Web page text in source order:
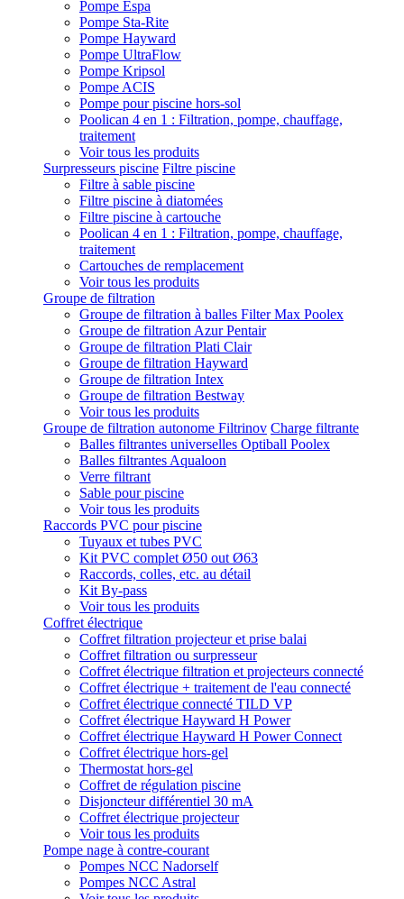
Pompe Espa
Pompe Sta-Rite
Pompe Hayward
Pompe UltraFlow
Pompe Kripsol
Pompe ACIS
Pompe pour piscine hors-sol
Poolican 4 en 1 : Filtration, pompe, chauffage,
traitement
Voir tous les produits
Surpresseurs piscine Filtre piscine
Filtre à sable piscine
Filtre piscine à diatomées
Filtre piscine à cartouche
Poolican 4 en 1 : Filtration, pompe, chauffage,
traitement
Cartouches de remplacement
Voir tous les produits
Groupe de filtration
Groupe de filtration à balles Filter Max Poolex
Groupe de filtration Azur Pentair
Groupe de filtration Plati Clair
Groupe de filtration Hayward
Groupe de filtration Intex
Groupe de filtration Bestway
Voir tous les produits
Groupe de filtration autonome Filtrinov Charge filtrante
Balles filtrantes universelles Optiball Poolex
Balles filtrantes Aqualoon
Verre filtrant
Sable pour piscine
Voir tous les produits
Raccords PVC pour piscine
Tuyaux et tubes PVC
Kit PVC complet Ø50 out Ø63
Raccords, colles, etc. au détail
Kit By-pass
Voir tous les produits
Coffret électrique
Coffret filtration projecteur et prise balai
Coffret filtration ou surpresseur
Coffret électrique filtration et projecteurs connecté
Coffret électrique + traitement de l'eau connecté
Coffret électrique connecté TILD VP
Coffret électrique Hayward H Power
Coffret électrique Hayward H Power Connect
Coffret électrique hors-gel
Thermostat hors-gel
Coffret de régulation piscine
Disjoncteur différentiel 30 mA
Coffret électrique projecteur
Voir tous les produits
Pompe nage à contre-courant
Pompes NCC Nadorself
Pompes NCC Astral